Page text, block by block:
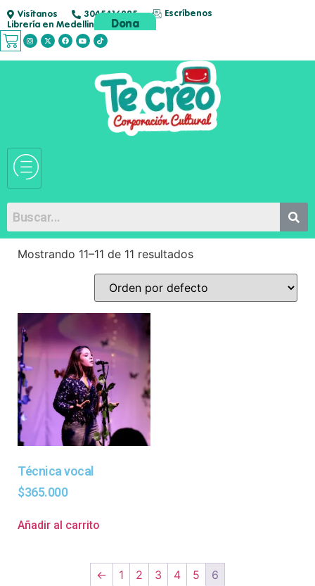
Visítanos 3045416285
Escríbenos
Librería en Medellin
Dona
Mostrando 11–11 de 11 resultados
Técnica vocal
$365.000
Añadir al carrito
← 1 2 3 4 5 6